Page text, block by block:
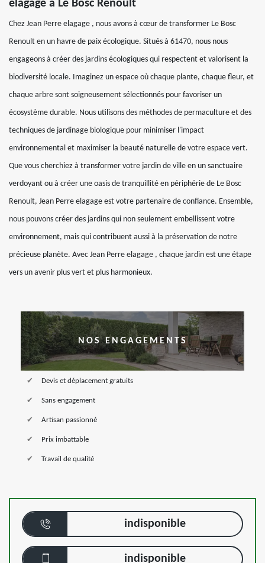
elagage à Le Bosc Renoult
Chez Jean Perre elagage , nous avons à cœur de transformer Le Bosc
Renoult en un havre de paix écologique. Situés à 61470, nous nous
engageons à créer des jardins écologiques qui respectent et valorisent la
biodiversité locale. Imaginez un espace où chaque plante, chaque fleur, et
chaque arbre sont soigneusement sélectionnés pour favoriser un
écosystème durable. Nous utilisons des méthodes de permaculture et des
techniques de jardinage biologique pour minimiser l'impact
environnemental et maximiser la beauté naturelle de votre espace vert.
Que vous cherchiez à transformer votre jardin de ville en un sanctuaire
verdoyant ou à créer une oasis de tranquillité en périphérie de Le Bosc
Renoult, Jean Perre elagage est votre partenaire de confiance. Ensemble,
nous pouvons créer des jardins qui non seulement embellissent votre
environnement, mais qui contribuent aussi à la préservation de notre
précieuse planète. Avec Jean Perre elagage , chaque jardin est une étape
vers un avenir plus vert et plus harmonieux.
NOS ENGAGEMENTS
Devis et déplacement gratuits
Sans engagement
Artisan passionné
Prix imbattable
Travail de qualité
indisponible
indisponible